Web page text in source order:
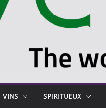
VINS SPIRITUEUX